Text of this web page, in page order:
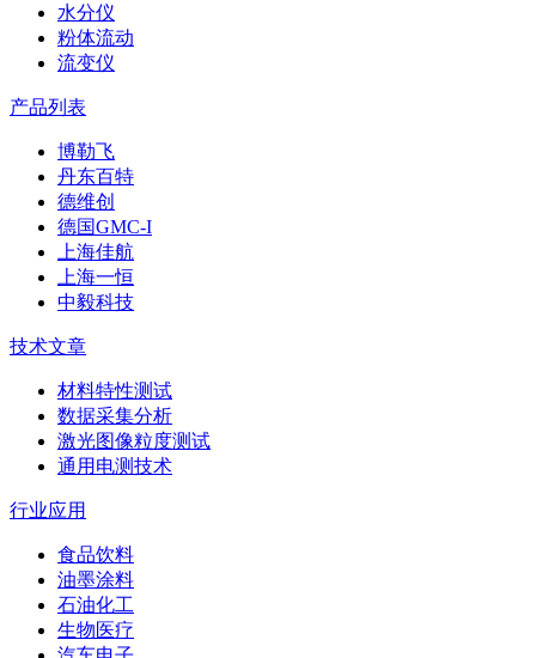
水分仪
粉体流动
流变仪
产品列表
博勒飞
丹东百特
德维创
德国GMC-I
上海佳航
上海一恒
中毅科技
技术文章
材料特性测试
数据采集分析
激光图像粒度测试
通用电测技术
行业应用
食品饮料
油墨涂料
石油化工
生物医疗